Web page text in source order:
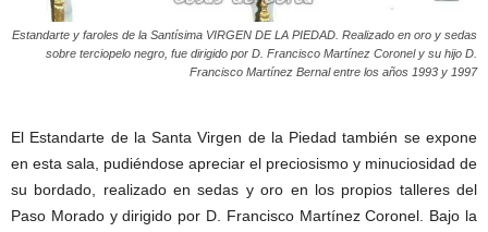
Estandarte y faroles de la Santísima VIRGEN DE LA PIEDAD. Realizado en oro y sedas
sobre terciopelo negro, fue dirigido por D. Francisco Martínez Coronel y su hijo D.
Francisco Martínez Bernal entre los años 1993 y 1997
El Estandarte de la Santa Virgen de la Piedad también se expone
en esta sala, pudiéndose apreciar el preciosismo y minuciosidad de
su bordado, realizado en sedas y oro en los propios talleres del
Paso Morado y dirigido por D. Francisco Martínez Coronel. Bajo la